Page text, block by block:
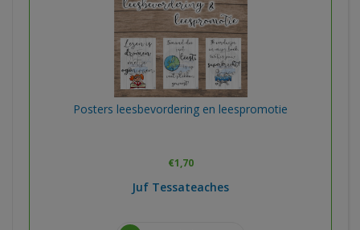
Posters leesbevordering en leespromotie
€1,70
Juf Tessateaches